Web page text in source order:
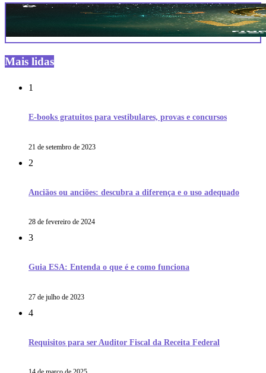
Mais lidas
1
E-books gratuitos para vestibulares, provas e concursos
21 de setembro de 2023
2
Anciãos ou anciões: descubra a diferença e o uso adequado
28 de fevereiro de 2024
3
Guia ESA: Entenda o que é e como funciona
27 de julho de 2023
4
Requisitos para ser Auditor Fiscal da Receita Federal